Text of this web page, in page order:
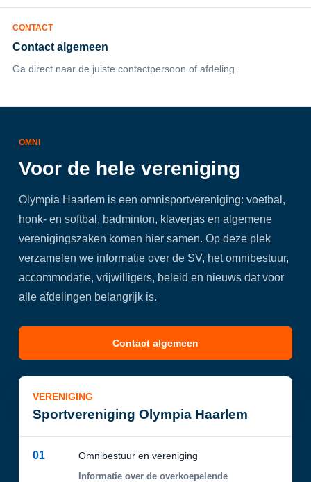
CONTACT
Contact algemeen
Ga direct naar de juiste contactpersoon of afdeling.
OMNI
Voor de hele vereniging
Olympia Haarlem is een omnisportvereniging: voetbal,
honk- en softbal, badminton, klaverjas en algemene
verenigingszaken komen hier samen. Op deze plek
verzamelen we informatie over de SV, het omnibestuur,
accommodatie, vrijwilligers, beleid en nieuws dat voor
alle afdelingen belangrijk is.
Contact algemeen
VERENIGING
Sportvereniging Olympia Haarlem
01 Omnibestuur en vereniging
Informatie over de overkoepelende